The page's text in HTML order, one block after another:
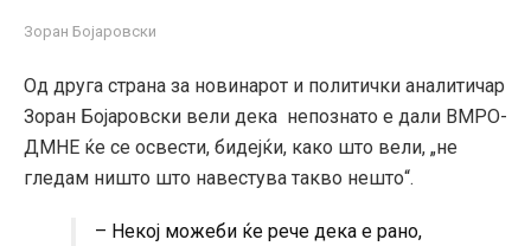
Зоран Бојаровски
Од друга страна за новинарот и политички аналитичар
Зоран Бојаровски вели дека непознато е дали ВМРО-
ДМНЕ ќе се освести, бидејќи, како што вели, „не
гледам ништо што навестува такво нешто“.
– Некој можеби ќе рече дека е рано,